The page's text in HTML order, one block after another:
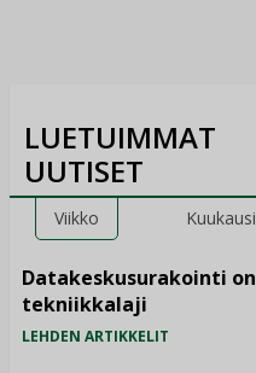
LUETUIMMAT
UUTISET
Viikko Kuukausi
Datakeskusurakointi on
tekniikkalaji
LEHDEN ARTIKKELIT